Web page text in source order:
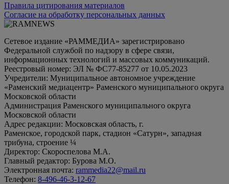
Правила цитирования материалов
Согласие на обработку персональных данных
Сетевое издание «РАММЕДИА» зарегистрировано
Федеральной службой по надзору в сфере связи,
информационных технологий и массовых коммуникаций.
Реестровый номер: ЭЛ № ФС77-85277 от 10.05.2023
Учредители: Муниципальное автономное учреждение
«Раменский медиацентр» Раменского муниципального округа
Московской области
Администрация Раменского муниципального округа
Московской области
Адрес редакции: Московская область, г.
Раменское, городской парк, стадион «Сатурн», западная
трибуна, строение ¼
Директор: Скороспелова М.А.
Главный редактор: Бурова М.О.
Электронная почта: rammedia22@mail.ru
Телефон: 8-496-46-3-12-67